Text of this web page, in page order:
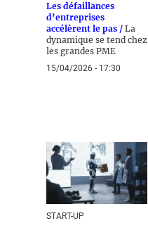
Les défaillances
d’entreprises
accélèrent le pas / La
dynamique se tend chez
les grandes PME
15/04/2026 - 17:30
START-UP